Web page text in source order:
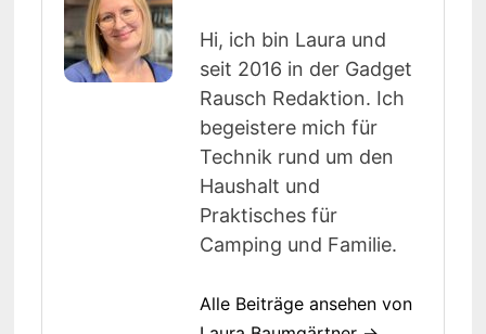
Hi, ich bin Laura und
seit 2016 in der Gadget
Rausch Redaktion. Ich
begeistere mich für
Technik rund um den
Haushalt und
Praktisches für
Camping und Familie.
Alle Beiträge ansehen von